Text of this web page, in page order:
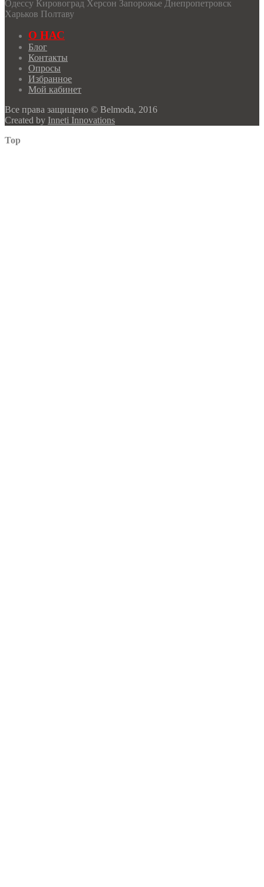
Одессу Кировоград Херсон Запорожье Днепропетровск
Харьков Полтаву
О НАС
Блог
Контакты
Опросы
Избранное
Мой кабинет
Все права защищено © Belmoda, 2016
Created by Inneti Innovations
Top